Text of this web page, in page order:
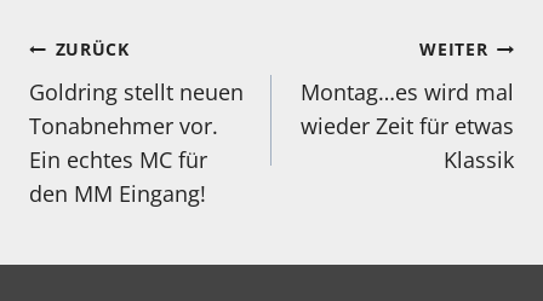
Beitragsnavigation
ZURÜCK
Goldring stellt neuen
Tonabnehmer vor.
Ein echtes MC für
den MM Eingang!
WEITER
Montag…es wird mal
wieder Zeit für etwas
Klassik